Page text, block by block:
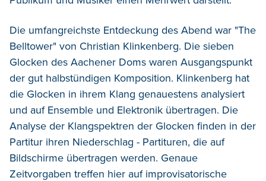
Die umfangreichste Entdeckung des Abend war "The
Belltower" von Christian Klinkenberg. Die sieben
Glocken des Aachener Doms waren Ausgangspunkt
der gut halbstündigen Komposition. Klinkenberg hat
die Glocken in ihrem Klang genauestens analysiert
und auf Ensemble und Elektronik übertragen. Die
Analyse der Klangspektren der Glocken finden in der
Partitur ihren Niederschlag - Partituren, die auf
Bildschirme übertragen werden. Genaue
Zeitvorgaben treffen hier auf improvisatorische